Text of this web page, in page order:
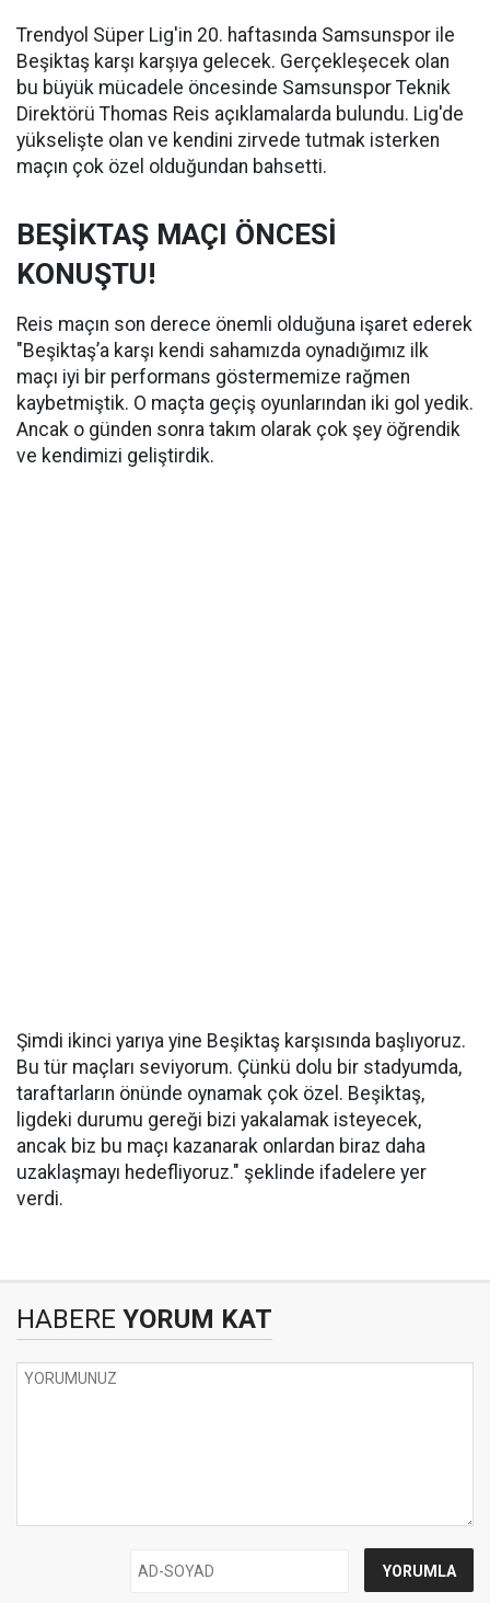
Trendyol Süper Lig'in 20. haftasında Samsunspor ile
Beşiktaş karşı karşıya gelecek. Gerçekleşecek olan
bu büyük mücadele öncesinde Samsunspor Teknik
Direktörü Thomas Reis açıklamalarda bulundu. Lig'de
yükselişte olan ve kendini zirvede tutmak isterken
maçın çok özel olduğundan bahsetti.
BEŞİKTAŞ MAÇI ÖNCESİ
KONUŞTU!
Reis maçın son derece önemli olduğuna işaret ederek
"Beşiktaş’a karşı kendi sahamızda oynadığımız ilk
maçı iyi bir performans göstermemize rağmen
kaybetmiştik. O maçta geçiş oyunlarından iki gol yedik.
Ancak o günden sonra takım olarak çok şey öğrendik
ve kendimizi geliştirdik.
Şimdi ikinci yarıya yine Beşiktaş karşısında başlıyoruz.
Bu tür maçları seviyorum. Çünkü dolu bir stadyumda,
taraftarların önünde oynamak çok özel. Beşiktaş,
ligdeki durumu gereği bizi yakalamak isteyecek,
ancak biz bu maçı kazanarak onlardan biraz daha
uzaklaşmayı hedefliyoruz." şeklinde ifadelere yer
verdi.
HABERE YORUM KAT